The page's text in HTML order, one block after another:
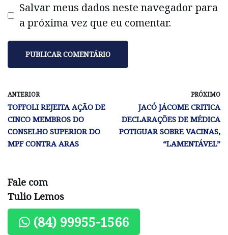
Salvar meus dados neste navegador para
a próxima vez que eu comentar.
ANTERIOR
TOFFOLI REJEITA AÇÃO DE
CINCO MEMBROS DO
CONSELHO SUPERIOR DO
MPF CONTRA ARAS
PRÓXIMO
JACÓ JÁCOME CRITICA
DECLARAÇÕES DE MÉDICA
POTIGUAR SOBRE VACINAS,
“LAMENTÁVEL”
Fale com
Tulio Lemos
(84) 99955-1566